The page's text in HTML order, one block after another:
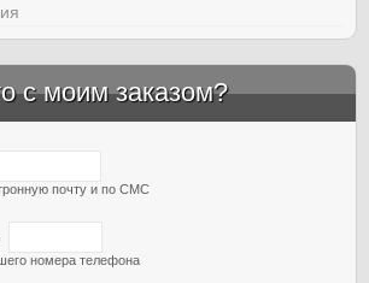
с моим заказом?
почту и по СМС
номера телефона